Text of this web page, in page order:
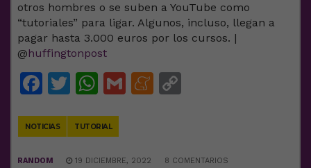
otros hombres o se suben a YouTube como
“tutoriales” para ligar. Algunos, incluso, llegan a
pagar hasta 3.000 euros por los cursos. |
@huffingtonpost
Facebook
Twitter
WhatsApp
GmailMeneame
NOTICIAS TUTORIAL
RANDOM 19 DICIEMBRE, 2022 8 COMENTARIOS